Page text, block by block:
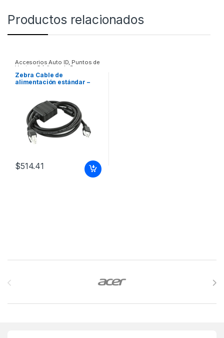
Productos relacionados
Accesorios Auto ID, Puntos de
Venta y Códigos de Barra
Zebra Cable de
alimentación estándar –
SLOT CRADLE
$514.41